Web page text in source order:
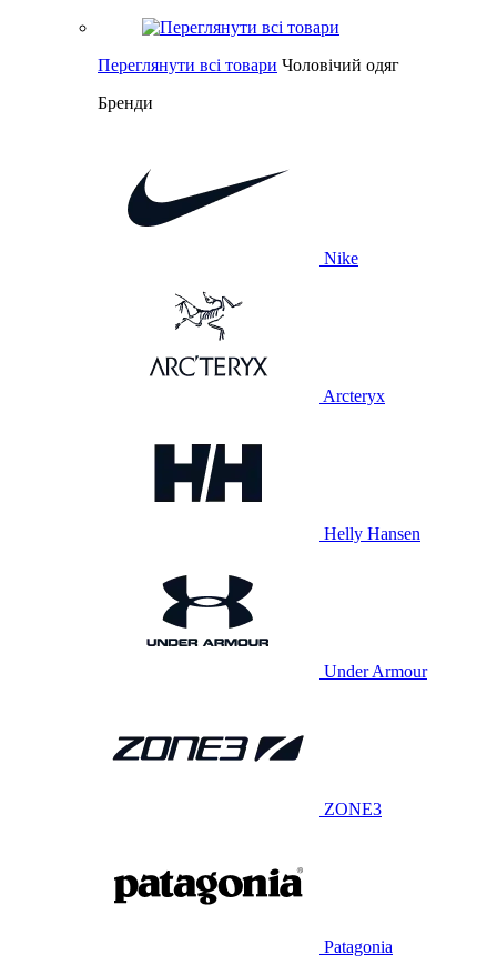
Переглянути всі товари Чоловічий одяг
Бренди
Nike
Arcteryx
Helly Hansen
Under Armour
ZONE3
Patagonia